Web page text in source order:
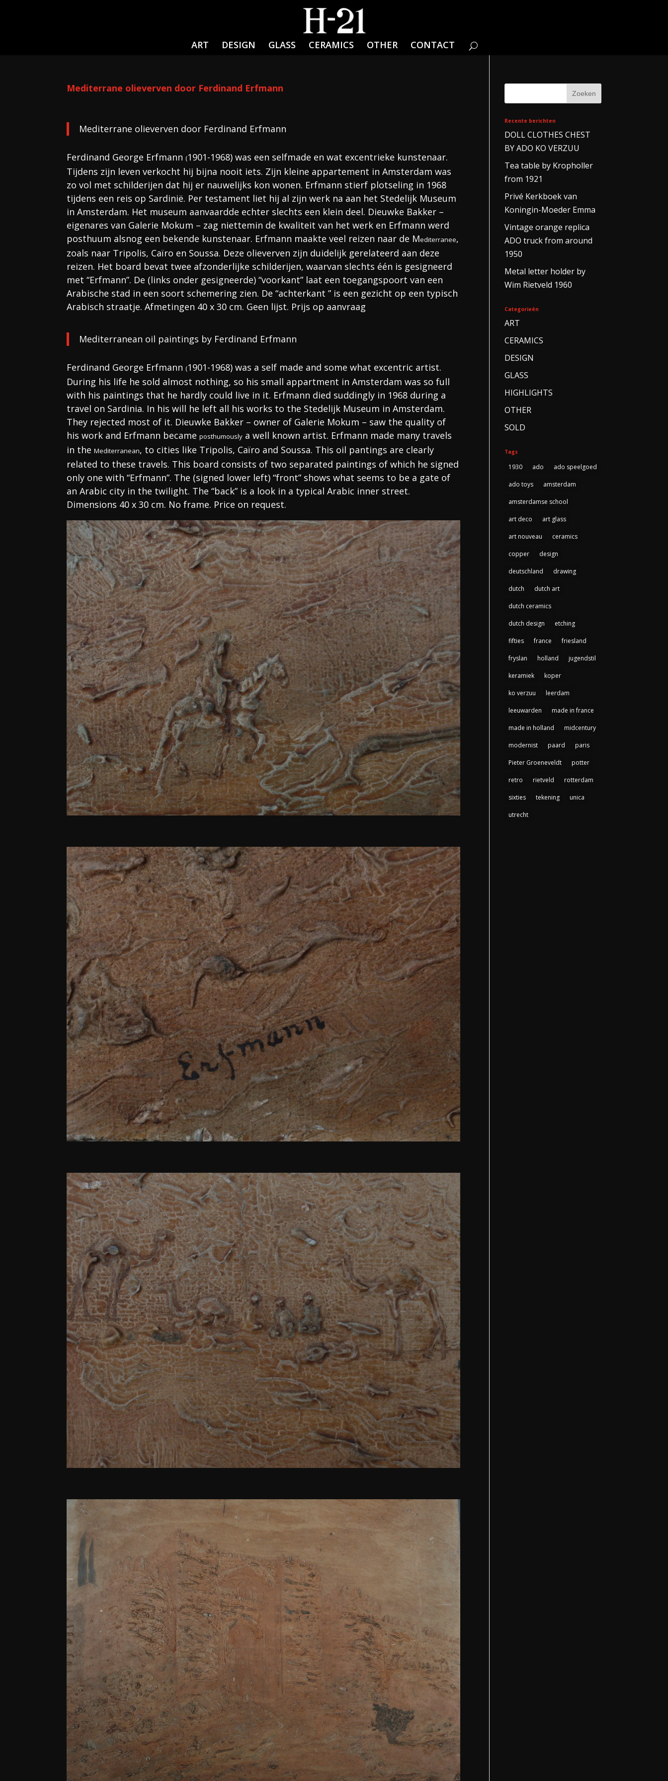
ART DESIGN GLASS CERAMICS OTHER CONTACT
Mediterrane olieverven door Ferdinand Erfmann
Mediterrane olieverven door Ferdinand Erfmann
Ferdinand George Erfmann(1901-1968) was een selfmade en wat excentrieke kunstenaar.
Tijdens zijn leven verkocht hij bijna nooit iets. Zijn kleine appartement in Amsterdam was
zo vol met schilderijen dat hij er nauwelijks kon wonen. Erfmann stierf plotseling in 1968
tijdens een reis op Sardinië. Per testament liet hij al zijn werk na aan het Stedelijk Museum
in Amsterdam. Het museum aanvaardde echter slechts een klein deel. Dieuwke Bakker –
eigenares van Galerie Mokum – zag niettemin de kwaliteit van het werk en Erfmann werd
posthuum alsnog een bekende kunstenaar. Erfmann maakte veel reizen naar de Mediterranee,
zoals naar Tripolis, Caïro en Soussa. Deze olieverven zijn duidelijk gerelateerd aan deze
reizen. Het board bevat twee afzonderlijke schilderijen, waarvan slechts één is gesigneerd
met “Erfmann”. De (links onder gesigneerde) “voorkant” laat een toegangspoort van een
Arabische stad in een soort schemering zien. De “achterkant ” is een gezicht op een typisch
Arabisch straatje. Afmetingen 40 x 30 cm. Geen lijst. Prijs op aanvraag
Mediterranean oil paintings by Ferdinand Erfmann
Ferdinand George Erfmann(1901-1968) was a self made and some what excentric artist.
During his life he sold almost nothing, so his small appartment in Amsterdam was so full
with his paintings that he hardly could live in it. Erfmann died suddingly in 1968 during a
travel on Sardinia. In his will he left all his works to the Stedelijk Museum in Amsterdam.
They rejected most of it. Dieuwke Bakker – owner of Galerie Mokum – saw the quality of
his work and Erfmann becameposthumously a well known artist. Erfmann made many travels
in theMediterranean, to cities like Tripolis, Caïro and Soussa. This oil pantings are clearly
related to these travels. This board consists of two separated paintings of which he signed
only one with “Erfmann”. The (signed lower left) “front” shows what seems to be a gate of
an Arabic city in the twilight. The “back” is a look in a typical Arabic inner street.
Dimensions 40 x 30 cm. No frame. Price on request.
Recente berichten
DOLL CLOTHES CHEST
BY ADO KO VERZUU
Tea table by Kropholler
from 1921
Privé Kerkboek van
Koningin-Moeder Emma
Vintage orange replica
ADO truck from around
1950
Metal letter holder by
Wim Rietveld 1960
Categorieën
ART
CERAMICS
DESIGN
GLASS
HIGHLIGHTS
OTHER
SOLD
Tags
1930 ado ado speelgoed
ado toys amsterdam
amsterdamse school
art deco art glass
art nouveau ceramics
copper design
deutschland drawing
dutch dutch art
dutch ceramics
dutch design etching
fifties france friesland
fryslan holland jugendstil
keramiek koper
ko verzuu leerdam
leeuwarden made in france
made in holland midcentury
modernist paard paris
Pieter Groeneveldt potter
retro rietveld rotterdam
sixties tekening unica
utrecht